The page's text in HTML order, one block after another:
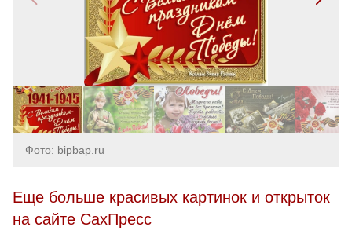
Фото: bipbap.ru
Еще больше красивых картинок и открыток
на сайте СахПресс